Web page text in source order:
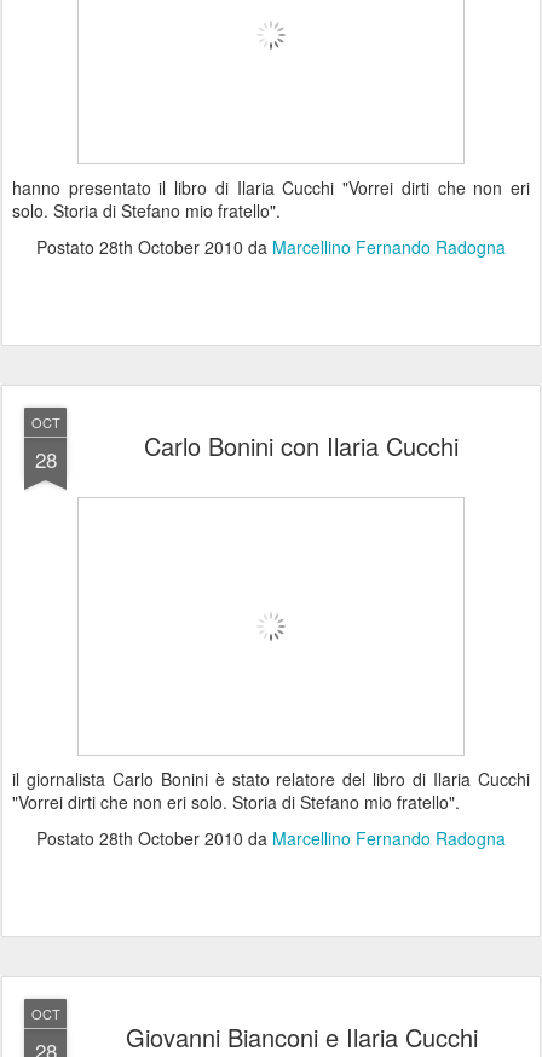
hanno presentato il libro di Ilaria Cucchi "Vorrei dirti che non eri
solo. Storia di Stefano mio fratello".
Postato 28th October 2010 da Marcellino Fernando Radogna
OCT
28 Carlo Bonini con Ilaria Cucchi
il giornalista Carlo Bonini è stato relatore del libro di Ilaria Cucchi
"Vorrei dirti che non eri solo. Storia di Stefano mio fratello".
Postato 28th October 2010 da Marcellino Fernando Radogna
OCT
28 Giovanni Bianconi e Ilaria Cucchi